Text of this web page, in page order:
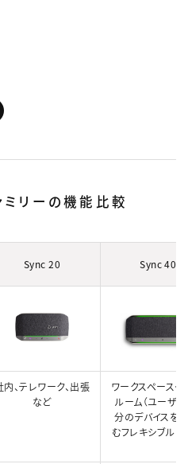
リーの機能比較
Sync 20 Sync 40+
内、テレワーク、出張
など
ワークスペースや
ルーム（ユーザ
分のデバイスを
むフレキシブルな